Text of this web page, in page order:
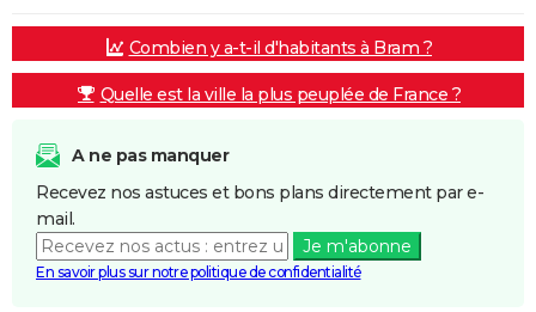
Combien y a-t-il d'habitants à Bram ?
Quelle est la ville la plus peuplée de France ?
A ne pas manquer
Recevez nos astuces et bons plans directement par e-
mail.
Je m'abonne
En savoir plus sur notre politique de confidentialité